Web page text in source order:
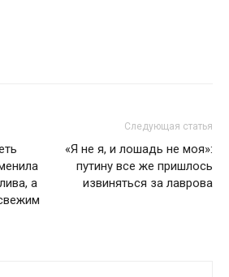
а
Следующая статья
«Я не я, и лошадь не моя»:
путину все же пришлось
извиняться за лаврова